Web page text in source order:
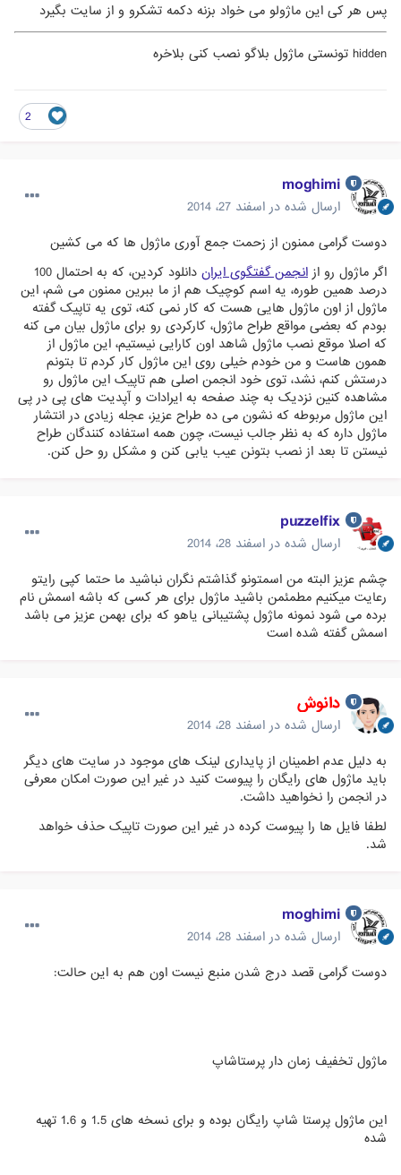
پس هر کی این ماژولو می خواد بزنه دکمه تشکرو و از سایت بگیرد
hidden تونستی ماژول بلاگو نصب کنی بلاخره
2
moghimi
ارسال شده در اسفند 27، 2014
دوست گرامی ممنون از زحمت جمع آوری ماژول ها که می کشین
اگر ماژول رو از انجمن گفتگوی ایران
دانلود کردین، که به احتمال 100
درصد همین طوره، یه اسم کوچیک هم از ما ببرین ممنون می شم، این
ماژول از اون ماژول هایی هست که کار نمی کنه، توی یه تاپیک گفته
بودم که بعضی مواقع طراح ماژول، کارکردی رو برای ماژول بیان می کنه
که اصلا موقع نصب ماژول شاهد اون کارایی نیستیم، این ماژول از
همون هاست و من خودم خیلی روی این ماژول کار کردم تا بتونم
درستش کنم، نشد، توی خود انجمن اصلی هم تاپیک این ماژول رو
مشاهده کنین نزدیک به چند صفحه به ایرادات و آپدیت های پی در پی
این ماژول مربوطه که نشون می ده طراح عزیز، عجله زیادی در انتشار
ماژول داره که به نظر جالب نیست، چون همه استفاده کنندگان طراح
نیستن تا بعد از نصب بتونن عیب یابی کنن و مشکل رو حل کنن.
puzzelfix
ارسال شده در اسفند 28، 2014
چشم عزیز البته من اسمتونو گذاشتم نگران نباشید ما حتما کپی رایتو
رعایت میکنیم مطمئمن باشید ماژول برای هر کسی که باشه اسمش نام
برده می شود نمونه ماژول پشتیبانی یاهو که برای بهمن عزیز می باشد
اسمش گفته شده است
دانوش
ارسال شده در اسفند 28، 2014
به دلیل عدم اطمینان از پایداری لینک های موجود در سایت های دیگر
باید ماژول های رایگان را پیوست کنید در غیر این صورت امکان معرفی
در انجمن را نخواهید داشت.
لطفا فایل ها را پیوست کرده در غیر این صورت تاپیک حذف خواهد
شد.
moghimi
ارسال شده در اسفند 28، 2014
دوست گرامی قصد درج شدن منبع نیست اون هم به این حالت:
ماژول تخفیف زمان دار پرستاشاپ
این ماژول پرستا شاپ رایگان بوده و برای نسخه های 1.5 و 1.6 تهیه
شده